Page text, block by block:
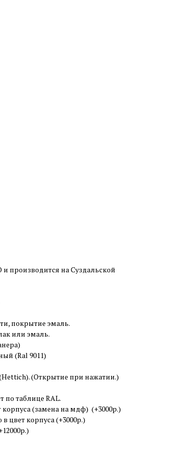
и производится на Суздальской
покрытие эмаль.
или эмаль.
(Ral 9011)
(Открытие при нажатии.)
по таблице RAL.
(замена на мдф) (+3000р.)
цвет корпуса (+3000р.)